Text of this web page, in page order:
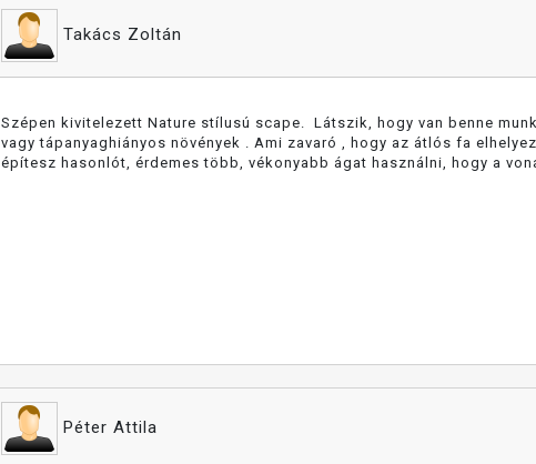
Takács Zoltán
Szépen kivitelezett Nature stílusú scape. Látszik, hogy van benne
vagy tápanyaghiányos növények . Ami zavaró , hogy az átlós fa
építesz hasonlót, érdemes több, vékonyabb ágat használni, hogy a
Péter Attila